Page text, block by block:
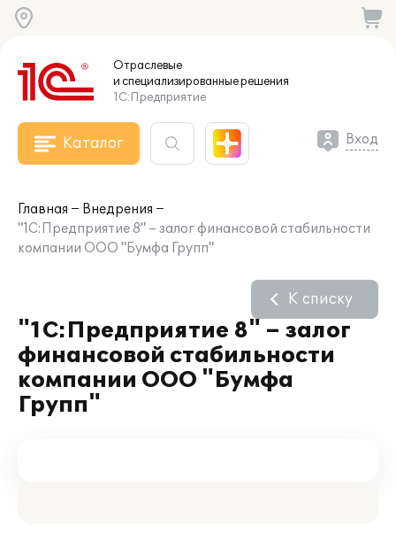
Отраслевые
и специализированныерешения
1С:Предприятие
Каталог Вход
Главная
Внедрения
"1С:Предприятие 8" – залог финансовой стабильности
компании ООО "Бумфа Групп"
"1С:Предприятие 8" – залог
финансовой стабильности
компании ООО "Бумфа
Групп"
К списку